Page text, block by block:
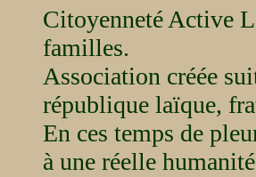
Citoyenneté Active
familles.
Association créée
république laïque,
En ces temps de
à une réelle